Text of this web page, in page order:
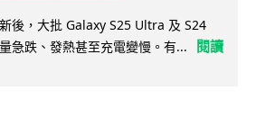
後，大批 Galaxy S25 Ultra 及 S24
急跌、發熱甚至充電變慢。有...
閱讀